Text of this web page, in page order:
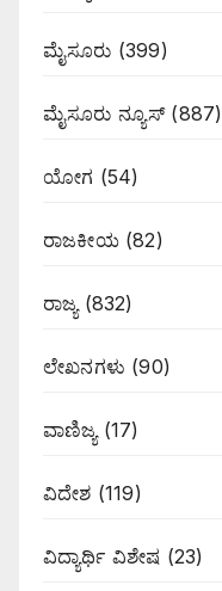
ಮೈಸೂರು (399)
ಮೈಸೂರು ನ್ಯೂಸ್(887)
ಯೋಗ (54)
ರಾಜಕೀಯ(82)
ರಾಜ್ಯ(832)
ಲೇಖನಗಳು (90)
ವಾಣಿಜ್ಯ(17)
ವಿದೇಶ (119)
ವಿದ್ಯಾರ್ಥಿ ವಿಶೇಷ (23)